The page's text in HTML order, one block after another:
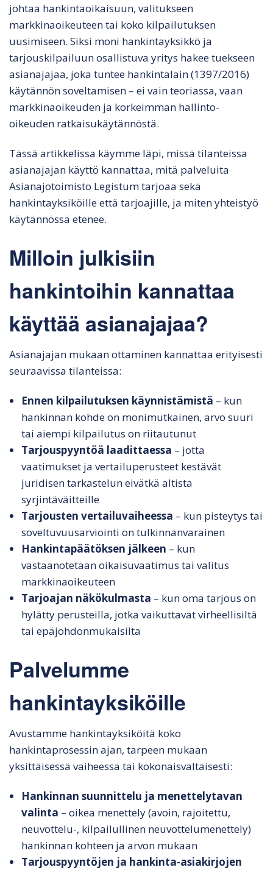
johtaa hankintaoikaisuun, valitukseen
markkinaoikeuteen tai koko kilpailutuksen
uusimiseen. Siksi moni hankintayksikkö ja
tarjouskilpailuun osallistuva yritys hakee tuekseen
asianajajaa, joka tuntee hankintalain (1397/2016)
käytännön soveltamisen – ei vain teoriassa, vaan
markkinaoikeuden ja korkeimman hallinto-
oikeuden ratkaisukäytännöstä.
Tässä artikkelissa käymme läpi, missä tilanteissa
asianajajan käyttö kannattaa, mitä palveluita
Asianajotoimisto Legistum tarjoaa sekä
hankintayksiköille että tarjoajille, ja miten yhteistyö
käytännössä etenee.
Milloin julkisiin
hankintoihin kannattaa
käyttää asianajajaa?
Asianajajan mukaan ottaminen kannattaa erityisesti
seuraavissa tilanteissa:
Ennen kilpailutuksen käynnistämistä – kun
hankinnan kohde on monimutkainen, arvo suuri
tai aiempi kilpailutus on riitautunut
Tarjouspyyntöä laadittaessa – jotta
vaatimukset ja vertailuperusteet kestävät
juridisen tarkastelun eivätkä altista
syrjintäväitteille
Tarjousten vertailuvaiheessa – kun pisteytys tai
soveltuvuusarviointi on tulkinnanvarainen
Hankintapäätöksen jälkeen – kun
vastaanotetaan oikaisuvaatimus tai valitus
markkinaoikeuteen
Tarjoajan näkökulmasta – kun oma tarjous on
hylätty perusteilla, jotka vaikuttavat virheellisiltä
tai epäjohdonmukaisilta
Palvelumme
hankintayksiköille
Avustamme hankintayksiköitä koko
hankintaprosessin ajan, tarpeen mukaan
yksittäisessä vaiheessa tai kokonaisvaltaisesti:
Hankinnan suunnittelu ja menettelytavan
valinta – oikea menettely (avoin, rajoitettu,
neuvottelu-, kilpailullinen neuvottelumenettely)
hankinnan kohteen ja arvon mukaan
Tarjouspyyntöjen ja hankinta-asiakirjojen